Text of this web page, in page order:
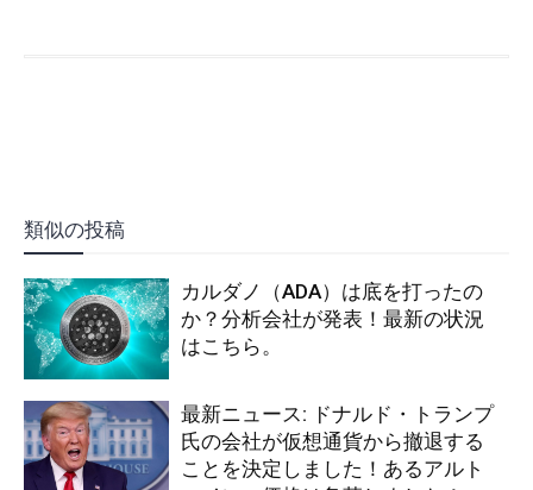
類似の投稿
カルダノ（ADA）は底を打ったの
か？分析会社が発表！最新の状況
はこちら。
最新ニュース: ドナルド・トランプ
氏の会社が仮想通貨から撤退する
ことを決定しました！あるアルト